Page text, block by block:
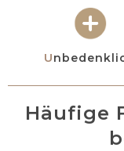
Häufige